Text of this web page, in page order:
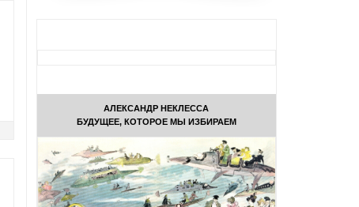
АЛЕКСАНДР НЕКЛЕССА
БУДУЩЕЕ, КОТОРОЕ МЫ ИЗБИРАЕМ